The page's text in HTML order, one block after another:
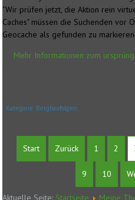
"Wir prüfen jetzt, die Aktion rein
Caches" müssen die Suchenden
Geocache als gefunden zu markieren.
Mehr Informationen zum
Kategorie: Bergbaufolgen
Start Zurück 1 2
9 10